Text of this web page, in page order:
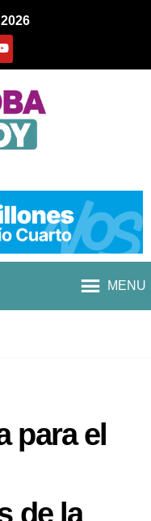
MENU
para el
de la